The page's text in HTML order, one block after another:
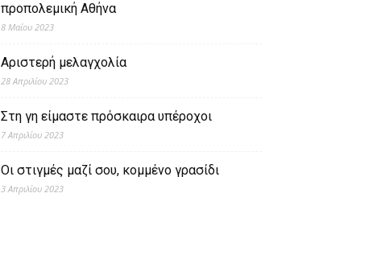
προπολεμική Αθήνα
8 Μαΐου 2023
Αριστερή μελαγχολία
28 Απριλίου 2023
Στη γη είμαστε πρόσκαιρα υπέροχοι
7 Απριλίου 2023
Οι στιγμές μαζί σου, κομμένο γρασίδι
3 Απριλίου 2023